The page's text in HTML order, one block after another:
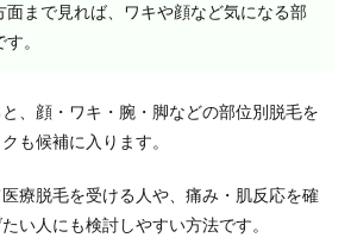
面まで見れば、ワキや顔など気になる部
。
、顔・ワキ・腕・脚などの部位別脱毛を
も候補に入ります。
療脱毛を受ける人や、痛み・肌反応を確
い人にも検討しやすい方法です。